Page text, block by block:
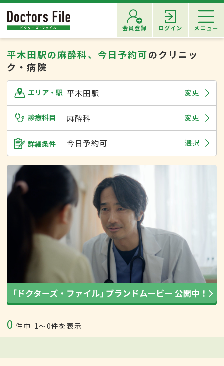
会員登録 ログイン メニュー
平木田駅の麻酔科、今日予約可のクリニッ
ク・病院
エリア・駅 平木田駅 変更
診療科目 麻酔科 変更
詳細条件 今日予約可 選択
0 件中 1〜0件を表示